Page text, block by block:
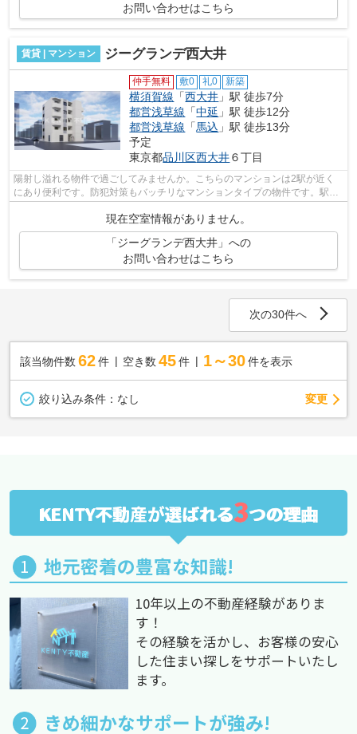
お問い合わせはこちら
賃貸 | マンション ジーグランデ西大井
仲手無料 敷0 礼0 新築
横須賀線 「西大井 」駅 徒歩7分
都営浅草線 「中延 」駅 徒歩12分
都営浅草線 「馬込 」駅 徒歩13分
予定
東京都品川区西大井６丁目
陽射し溢れる物件で過ごしてみませんか。こちらのマンションは2駅が近く
にあり便利です。防犯対策もバッチリなマンションタイプの物件です。駅か
現在空室情報がありません。
「ジーグランデ西大井」への
お問い合わせはこちら
次の30件へ
該当物件数 62件 空き数 45 件 1～30 件を表示
絞り込み条件： なし 変更
KENTY不動産が選ばれる3つの理由
地元密着の豊富な知識!
10年以上の不動産経験がありま
す！
その経験を活かし、お客様の安心
した住まい探しをサポートいたし
ます。
きめ細かなサポートが強み!